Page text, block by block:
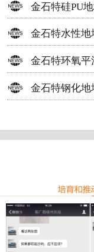
金石特硅PU
金石特水性
金石特环氧
金石特钢化